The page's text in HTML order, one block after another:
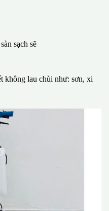
sạch sẽ
không lau chùi như: sơn, xi